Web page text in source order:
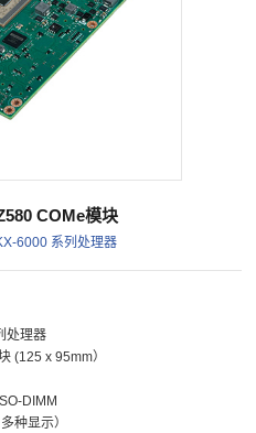
COMe模块
6000 系列处理器
处理器
(125 x 95mm）
DIMM
种显示）